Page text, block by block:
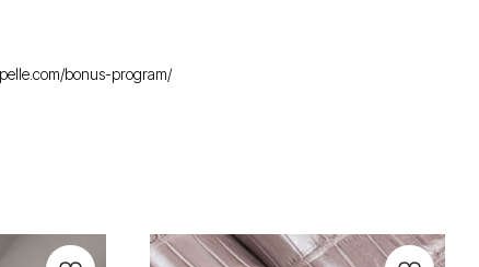
bonus-program/